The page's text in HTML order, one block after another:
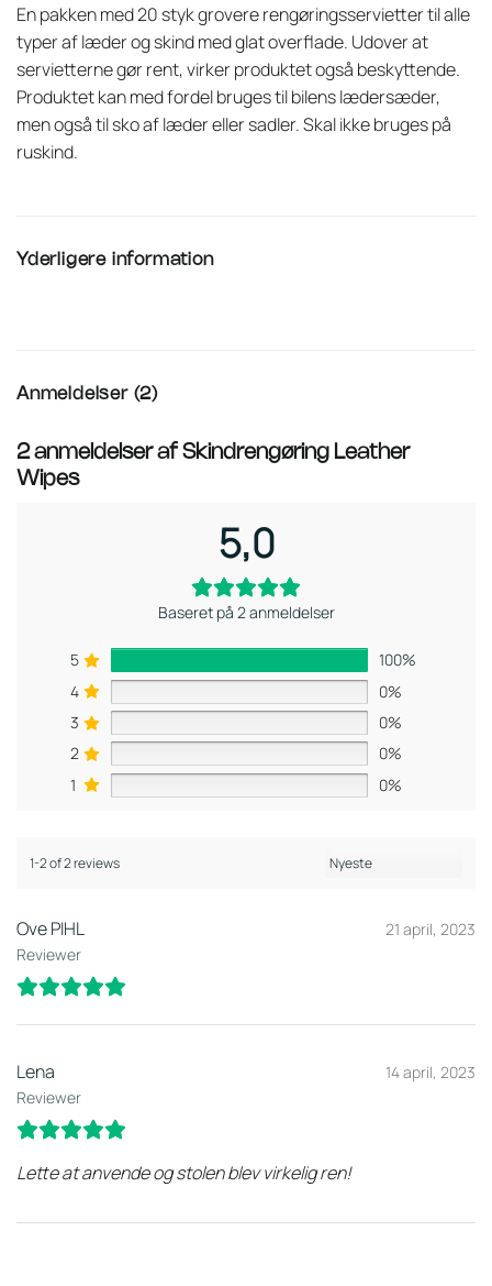
En pakken med 20 styk grovere rengøringsservietter til alle
typer af læder og skind med glat overflade. Udover at
servietterne gør rent, virker produktet også beskyttende.
Produktet kan med fordel bruges til bilens lædersæder,
men også til sko af læder eller sadler. Skal ikke bruges på
ruskind.
Yderligere information
Anmeldelser (2)
2 anmeldelser af Skindrengøring Leather
Wipes
5,0
Baseret på 2 anmeldelser
5
100%
4
0%
3
0%
2
0%
1
0%
1-2 of 2 reviews
Ove PIHL
Reviewer
21 april, 2023
Lena
Reviewer
14 april, 2023
Lette at anvende og stolen blev virkelig ren!